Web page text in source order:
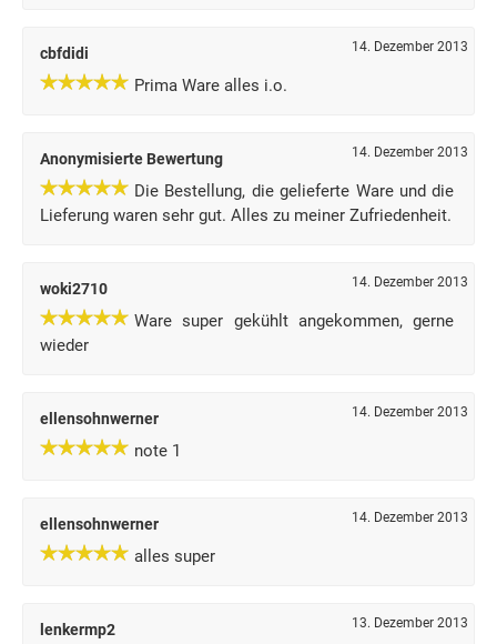
cbfdidi 14. Dezember 2013
Prima Ware alles i.o.
Anonymisierte Bewertung 14. Dezember 2013
Die Bestellung, die gelieferte Ware und die
Lieferung waren sehr gut. Alles zu meiner Zufriedenheit.
woki2710 14. Dezember 2013
Ware super gekühlt angekommen, gerne
wieder
ellensohnwerner 14. Dezember 2013
note 1
ellensohnwerner 14. Dezember 2013
alles super
lenkermp2 13. Dezember 2013